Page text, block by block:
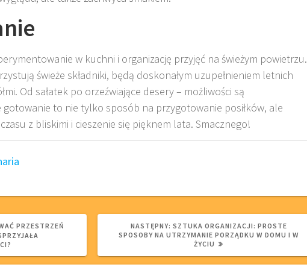
w kuchni i organizację przyjęć na świeżym powietrzu.
świeże składniki, będą doskonałym uzupełnieniem letnich
Od sałatek po orzeźwiające desery – możliwości są
gotowanie to nie tylko sposób na przygotowanie posiłków, ale
z bliskimi i cieszenie się pięknem lata. Smacznego!
PRZESTRZEŃ
NASTĘPNY: NASTĘPNY
WPIS:
SZTUKA ORGANIZACJI: PROSTE
SPOSOBY NA UTRZYMANIE PORZĄDKU W DOMU I W
ŻYCIU